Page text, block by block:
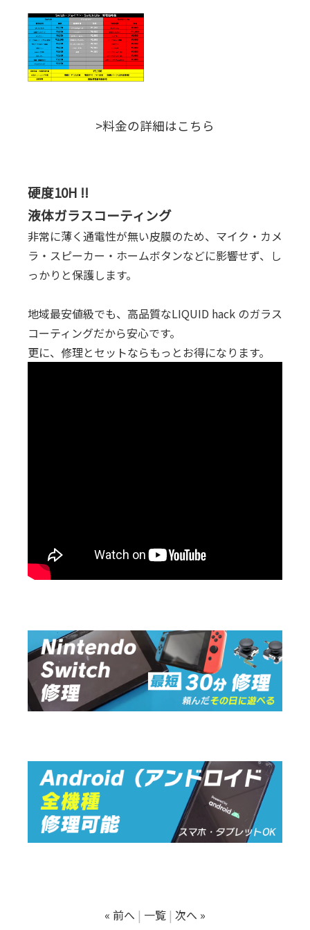
>料金の詳細はこちら
硬度10H !!
液体ガラスコーティング
非常に薄く通電性が無い皮膜のため、マイク・カメ
ラ・スピーカー・ホームボタンなどに影響せず、し
っかりと保護します。
地域最安値級でも、高品質なLIQUID hack のガラス
コーティングだから安心です。
更に、修理とセットならもっとお得になります。
« 前へ 一覧 次へ »